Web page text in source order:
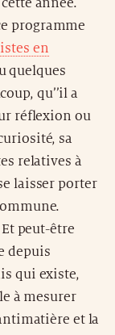
année.
programme
en
quelques
qu’’il a
réflexion ou
sa
relatives à
laisser porter
peut-être
depuis
qui existe,
à mesurer
et la